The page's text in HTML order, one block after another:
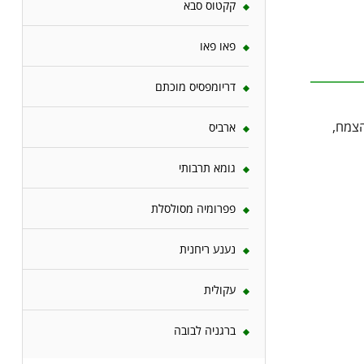
קקטוס סבא
פאו פאו
דריומפסיס מוכתם
ארביס
גומא תרבותי
פפרומיה מסולסלת
נענע ריחנית
עקולית
ברגניה לבובה